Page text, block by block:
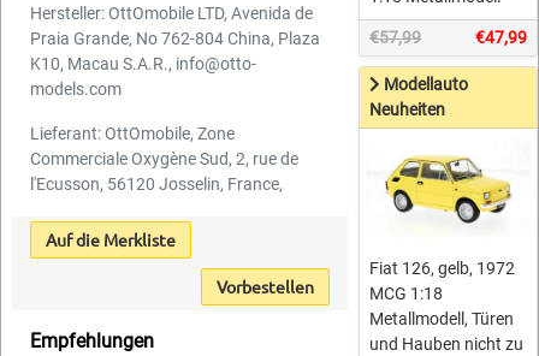
Hersteller: OttOmobile LTD, Avenida de
Praia Grande, No 762-804 China, Plaza
K10, Macau S.A.R., info@otto-
models.com
Lieferant: OttOmobile, Zone
Commerciale Oxygène Sud, 2, rue de
l'Ecusson, 56120 Josselin, France,
Auf die Merkliste
Vorbestellen
Empfehlungen
€57,99 €47,99
Modellauto
Neuheiten
Fiat 126, gelb, 1972
MCG 1:18
Metallmodell, Türen
und Hauben nicht zu